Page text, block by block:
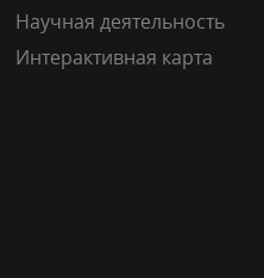
Научная деятельность
Интерактивная карта